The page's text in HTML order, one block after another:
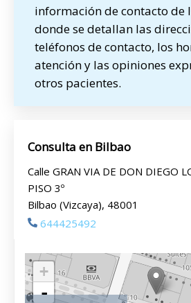
información de contacto de
donde se detallan las
teléfonos de contacto, los
atención y las opiniones
otros pacientes.
Consulta en Bilbao
Calle GRAN VIA DE DON DIEGO
PISO 3º
Bilbao (Vizcaya), 48001
644425492
+
-